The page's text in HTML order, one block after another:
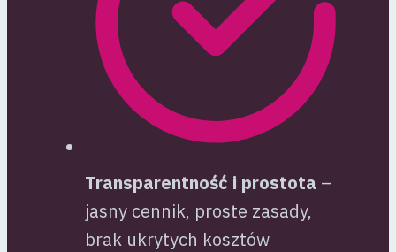
Transparentność i prostota –
jasny cennik, proste zasady,
brak ukrytych kosztów